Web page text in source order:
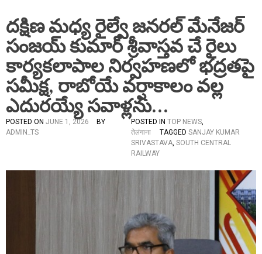
దక్షిణ మధ్య రైల్వే జనరల్ మేనేజర్
సంజయ్ కుమార్ శ్రీవాస్తవ చే రైలు
కార్యకలాపాల నిర్వహణలో భద్రతపై
సమీక్ష, రాబోయే వర్షాకాలం వల్ల
ఎదురయ్యే సవాళ్లను…
POSTED ON JUNE 1, 2026
BY
ADMIN_TS
POSTED IN TOP NEWS,
तेलंगाना
TAGGED SANJAY KUMAR
SRIVASTAVA, SOUTH CENTRAL
RAILWAY